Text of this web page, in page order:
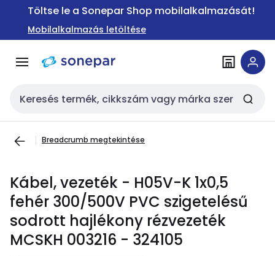
Ugrás a
Ugrás a
tartalomra
Töltse le a Sonepar Shop mobilalkalmazását!
Mobilalkalmazás letöltése
Keresési bemenet
Breadcrumb megtekintése
Kábel, vezeték - H05V-K 1x0,5
fehér 300/500V PVC szigetelésű
sodrott hajlékony rézvezeték
MCSKH 003216 - 324105